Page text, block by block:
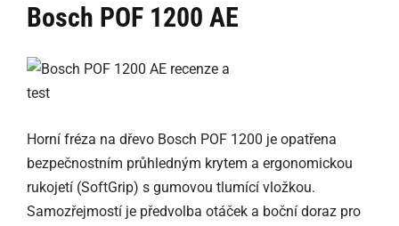
Bosch POF 1200 AE
Horní fréza na dřevo Bosch POF 1200 je opatřena
bezpečnostním průhledným krytem a ergonomickou
rukojetí (SoftGrip) s gumovou tlumící vložkou.
Samozřejmostí je předvolba otáček a boční doraz pro